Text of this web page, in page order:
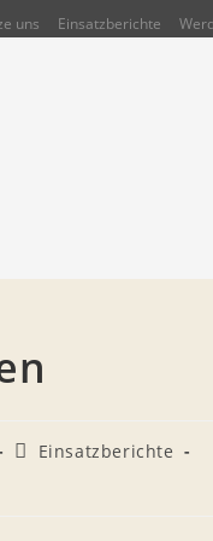
uns Einsatzberichte
Beitrags-
Einsatzberichte